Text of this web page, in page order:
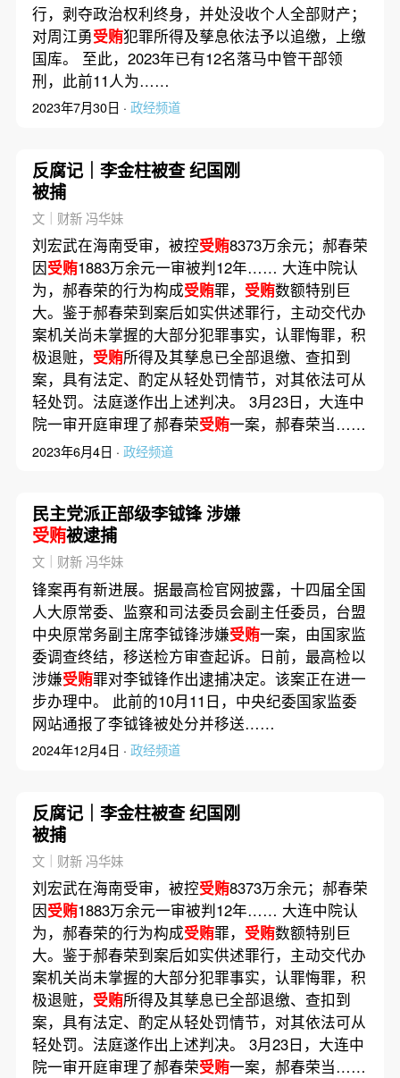
行，剥夺政治权利终身，并处没收个人全部财产；
对周江勇受贿犯罪所得及孳息依法予以追缴，上缴
国库。 至此，2023年已有12名落马中管干部领
刑，此前11人为……
2023年7月30日 · 政经频道
反腐记｜李金柱被查 纪国刚
被捕
文｜财新 冯华妹
刘宏武在海南受审，被控受贿8373万余元；郝春荣
因受贿1883万余元一审被判12年…… 大连中院认
为，郝春荣的行为构成受贿罪， 受贿数额特别巨
大。鉴于郝春荣到案后如实供述罪行，主动交代办
案机关尚未掌握的大部分犯罪事实，认罪悔罪，积
极退赃， 受贿所得及其孳息已全部退缴、查扣到
案，具有法定、酌定从轻处罚情节，对其依法可从
轻处罚。法庭遂作出上述判决。 3月23日，大连中
院一审开庭审理了郝春荣受贿一案，郝春荣当……
2023年6月4日 · 政经频道
民主党派正部级李钺锋 涉嫌
受贿被逮捕
文｜财新 冯华妹
锋案再有新进展。据最高检官网披露，十四届全国
人大原常委、监察和司法委员会副主任委员，台盟
中央原常务副主席李钺锋涉嫌受贿一案，由国家监
委调查终结，移送检方审查起诉。日前，最高检以
涉嫌受贿罪对李钺锋作出逮捕决定。该案正在进一
步办理中。 此前的10月11日，中央纪委国家监委
网站通报了李钺锋被处分并移送……
2024年12月4日 · 政经频道
反腐记｜李金柱被查 纪国刚
被捕
文｜财新 冯华妹
刘宏武在海南受审，被控受贿8373万余元；郝春荣
因受贿1883万余元一审被判12年…… 大连中院认
为，郝春荣的行为构成受贿罪， 受贿数额特别巨
大。鉴于郝春荣到案后如实供述罪行，主动交代办
案机关尚未掌握的大部分犯罪事实，认罪悔罪，积
极退赃， 受贿所得及其孳息已全部退缴、查扣到
案，具有法定、酌定从轻处罚情节，对其依法可从
轻处罚。法庭遂作出上述判决。 3月23日，大连中
院一审开庭审理了郝春荣受贿一案，郝春荣当……